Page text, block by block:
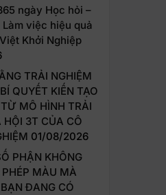
ngày Học hỏi –
Làm việc hiệu quả
Khởi Nghiệp
TRẢI NGHIỆM
QUYẾT KIẾN TẠO
MÔ HÌNH TRẢI
HỘI 3T CỦA CÔ
01/08/2026
PHẬN KHÔNG
MÀU MÀ
ĐANG CÓ